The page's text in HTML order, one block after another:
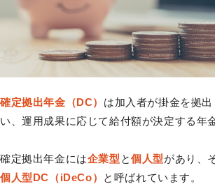
確定拠出年金（DC） は加入者が掛金を拠
い、運用成果に応じて給付額が決定する年
確定拠出年金には企業型 と個人型があり、
個人型DC（iDeCo）
と呼ばれています。